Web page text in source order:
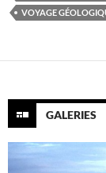
VOYAGE
GALERIES